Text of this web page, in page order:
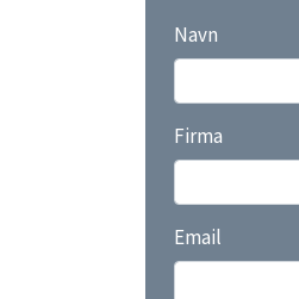
Navn
Firma
Email